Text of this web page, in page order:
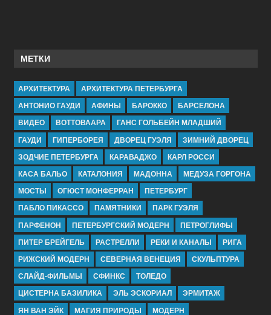
МЕТКИ
АРХИТЕКТУРА
АРХИТЕКТУРА ПЕТЕРБУРГА
АНТОНИО ГАУДИ
АФИНЫ БАРОККО
БАРСЕЛОНА
ВИДЕО
ВОТТОВААРА
ГАНС ГОЛЬБЕЙН МЛАДШИЙ
ГАУДИ
ГИПЕРБОРЕЯ ДВОРЕЦ ГУЭЛЯ
ЗИМНИЙ ДВОРЕЦ
ЗОДЧИЕ ПЕТЕРБУРГА
КАРАВАДЖО
КАРЛ РОССИ
КАСА БАЛЬО
КАТАЛОНИЯ МАДОННА
МЕДУЗА ГОРГОНА
МОСТЫ
ОГЮСТ МОНФЕРРАН
ПЕТЕРБУРГ
ПАБЛО ПИКАССО
ПАМЯТНИКИ
ПАРК ГУЭЛЯ
ПАРФЕНОН
ПЕТЕРБУРГСКИЙ МОДЕРН
ПЕТРОГЛИФЫ
ПИТЕР БРЕЙГЕЛЬ
РАСТРЕЛЛИ РЕКИ И КАНАЛЫ
РИГА
РИЖСКИЙ МОДЕРН
СЕВЕРНАЯ ВЕНЕЦИЯ
СКУЛЬПТУРА
СЛАЙД-ФИЛЬМЫ
СФИНКС
ТОЛЕДО
ЦИСТЕРНА БАЗИЛИКА
ЭЛЬ ЭСКОРИАЛ
ЭРМИТАЖ
ЯН ВАН ЭЙК
МАГИЯ ПРИРОДЫ МОДЕРН